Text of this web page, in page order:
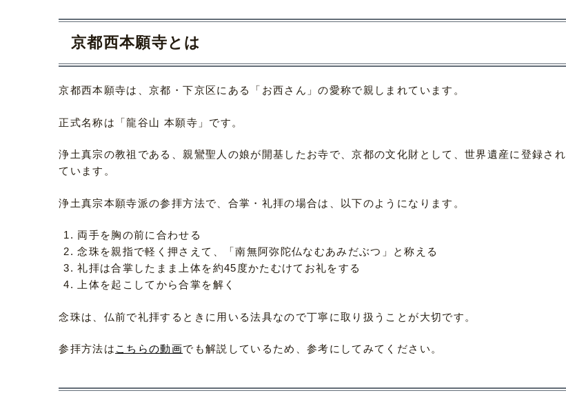
京都西本願寺とは
京都西本願寺は、京都・下京区にある「お西さん」の愛称で親しまれています。
正式名称は「龍谷山 本願寺」です。
浄土真宗の教祖である、親鸞聖人の娘が開基したお寺で、京都の文化財として、世界遺産に登録され
ています。
浄土真宗本願寺派の参拝方法で、合掌・礼拝の場合は、以下のようになります。
両手を胸の前に合わせる
念珠を親指で軽く押さえて、「南無阿弥陀仏なむあみだぶつ」と称える
礼拝は合掌したまま上体を約45度かたむけてお礼をする
上体を起こしてから合掌を解く
念珠は、仏前で礼拝するときに用いる法具なので丁寧に取り扱うことが大切です。
参拝方法は こちらの動画でも解説しているため、参考にしてみてください。